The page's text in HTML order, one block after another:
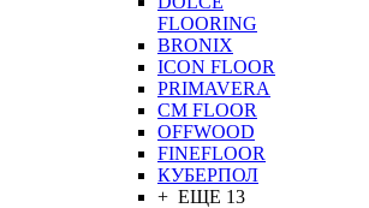
FLOORING
BRONIX
ICON FLOOR
PRIMAVERA
CM FLOOR
OFFWOOD
FINEFLOOR
КУБЕРПОЛ
+ ЕЩЕ 13